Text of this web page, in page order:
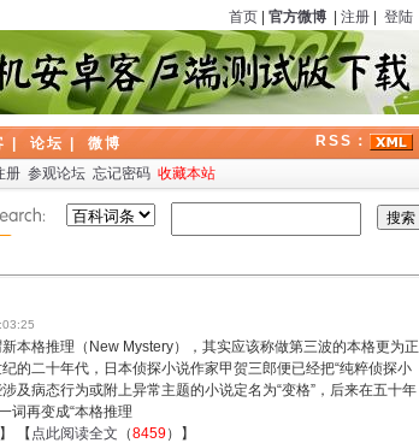
首页 官方微博 注册 登陆
论坛 微博
RSS：
册 参观论坛 忘记密码 收藏本站
格推理（New Mystery），其实应该称做第三波的本格更为正
的二十年代，日本侦探小说作家甲贺三郎便已经把“纯粹侦探小
涉及病态行为或附上异常主题的小说定名为“变格”，后来在五十年
词再变成“本格推理
【 点此阅读全文 （8459）】